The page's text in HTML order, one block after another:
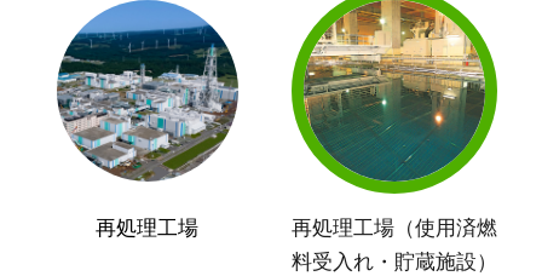
再処理工場
再処理工場（使用済燃
料受入れ・貯蔵施設）